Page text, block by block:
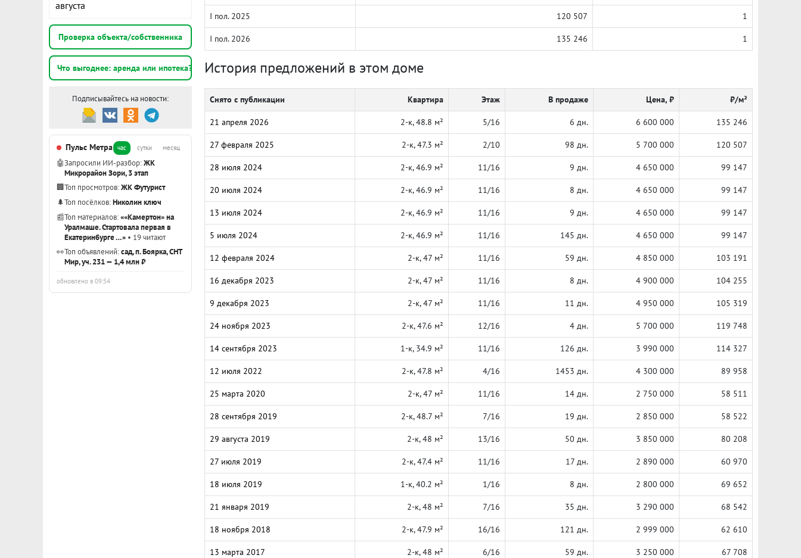
августа
Проверка объекта/собственника
Что выгоднее: аренда или ипотека?
Подписывайтесь на новости:
Пульс Метра час сутки месяц
🤖Запросили ИИ-разбор:ЖК
Микрорайон Зори, 3 этап
🏢Топ просмотров:ЖК Футурист
🌲Топ посёлков:Николин ключ
📰Топ материалов:««Камертон» на
Уралмаше. Стартовала первая в
Екатеринбурге …» • 19 читают
👀Топ объявлений:сад, п. Боярка, СНТ
Мир, уч. 231 — 1,4 млн ₽
обновлено в 09:54
I пол. 2025 120 507 1
I пол. 2026 135 246 1
История предложений в этом доме
Снято с публикации Квартира Этаж В продаже Цена, ₽ ₽/м²
21 апреля 2026 2-к, 48.8 м² 5/16 6 дн. 6 600 000 135 246
27 февраля 2025 2-к, 47.3 м² 2/10 98 дн. 5 700 000 120 507
28 июля 2024 2-к, 46.9 м² 11/16 9 дн. 4 650 000 99 147
20 июля 2024 2-к, 46.9 м² 11/16 8 дн. 4 650 000 99 147
13 июля 2024 2-к, 46.9 м² 11/16 9 дн. 4 650 000 99 147
5 июля 2024 2-к, 46.9 м² 11/16 145 дн. 4 650 000 99 147
12 февраля 2024 2-к, 47 м² 11/16 59 дн. 4 850 000 103 191
16 декабря 2023 2-к, 47 м² 11/16 8 дн. 4 900 000 104 255
9 декабря 2023 2-к, 47 м² 11/16 11 дн. 4 950 000 105 319
24 ноября 2023 2-к, 47.6 м² 12/16 4 дн. 5 700 000 119 748
14 сентября 2023 1-к, 34.9 м² 11/16 126 дн. 3 990 000 114 327
12 июля 2022 2-к, 47.8 м² 4/16 1453 дн. 4 300 000 89 958
25 марта 2020 2-к, 47 м² 11/16 14 дн. 2 750 000 58 511
28 сентября 2019 2-к, 48.7 м² 7/16 19 дн. 2 850 000 58 522
29 августа 2019 2-к, 48 м² 13/16 50 дн. 3 850 000 80 208
27 июля 2019 2-к, 47.4 м² 11/16 17 дн. 2 890 000 60 970
18 июля 2019 1-к, 40.2 м² 1/16 8 дн. 2 800 000 69 652
21 января 2019 2-к, 48 м² 7/16 35 дн. 3 290 000 68 542
18 ноября 2018 2-к, 47.9 м² 16/16 121 дн. 2 999 000 62 610
13 марта 2017 2-к, 48 м² 6/16 59 дн. 3 250 000 67 708